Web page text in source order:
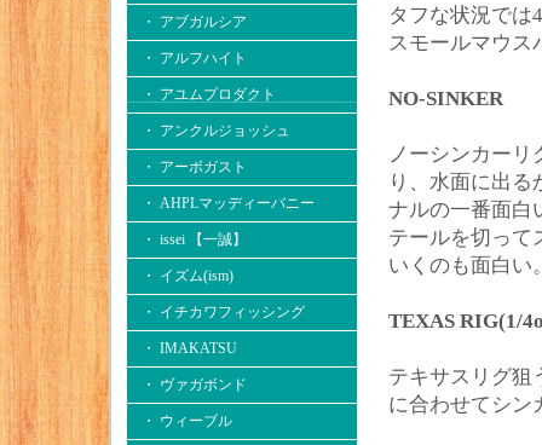
・ アブガルシア
・ アルフハイト
・ アユムプロダクト
・ アンクルジョッシュ
・ アーボガスト
・ AHPLマッディーバニー
・ issei 【一誠】
・ イズム(ism)
・ イチカワフィッシング
・ IMAKATSU
・ ヴァガボンド
・ ウィーブル
タフな状況では
スモールマウス
NO-SINKER
ノーシンカー
り、水面に出
ナルの一番面白
テールを切って
いくのも面白い
TEXAS RIG(1/
テキサスリグ狙
に合わせてシン